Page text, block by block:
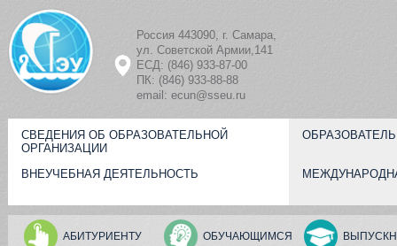
Перейти к основному содержанию
Россия 443090, г. Самара,
ул. Советской Армии,141
ЕСД: (846) 933-87-00
ПК: (846) 933-88-88
email: ecun@sseu.ru
СВЕДЕНИЯ ОБ ОБРАЗОВАТЕЛЬНОЙ
ОРГАНИЗАЦИИ
ВНЕУЧЕБНАЯ ДЕЯТЕЛЬНОСТЬ
ОБУЧАЮЩИМСЯ
АБИТУРИЕНТУ